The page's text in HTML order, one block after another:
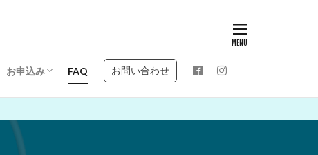
お申込み
お申込みの流れ
お申込みフォーム
MANABI TOURS 申込規約
FAQ お問い合わせ